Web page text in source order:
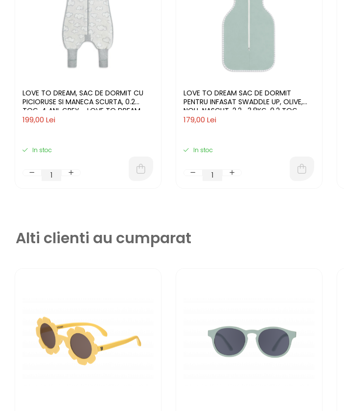
LOVE TO DREAM, SAC DE DORMIT CU
PICIORUSE SI MANECA SCURTA, 0.2
TOG, 4 ANI, GREY - LOVE TO DREAM
199,00 Lei
In stoc
LOVE TO DREAM SAC DE DORMIT
PENTRU INFASAT SWADDLE UP, OLIVE,
NOU-NASCUT, 2,2 -3,8KG, 0.2 TOG
179,00 Lei
In stoc
Alti clienti au cumparat